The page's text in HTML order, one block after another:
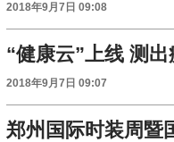
2018年9月7日 09:08
“健康云”上线 测
2018年9月7日 09:07
郑州国际时装周暨